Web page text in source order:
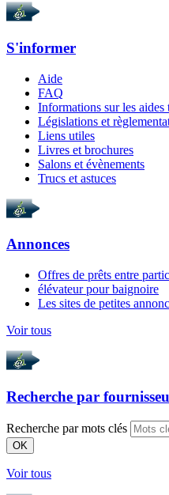
S'informer
Aide
FAQ
Informations sur les aides
Législations et
Liens utiles
Livres et brochures
Salons et évènements
Trucs et astuces
Annonces
Offres de prêts entre
élévateur pour baignoire
Les sites de petites
Voir tous
Recherche par
Recherche par mots clés
OK
Voir tous